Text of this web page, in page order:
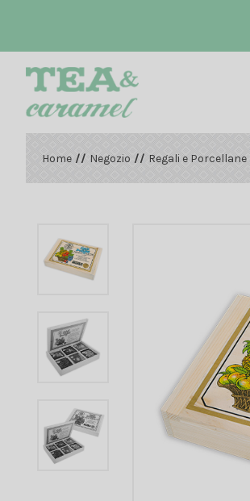
Home // Negozio // Regali e Porcellane